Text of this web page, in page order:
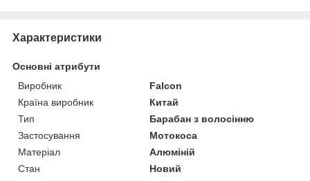
Характеристики
Основні атрибути
Виробник
Falcon
Країна виробник
Китай
Тип
Барабан з волосінню
Застосування
Мотокоса
Матеріал
Алюміній
Стан
Новий